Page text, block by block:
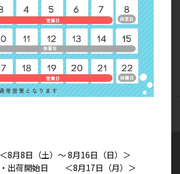
8日（土）～ 8月16日（日）＞
・出荷開始日 ＜8月17日（月）＞